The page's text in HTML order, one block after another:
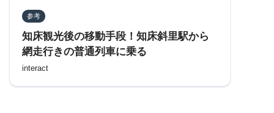
参考
知床観光後の移動手段！知床斜里駅から
網走行きの普通列車に乗る
interact